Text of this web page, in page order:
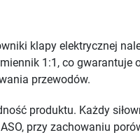
klapy elektrycznej
1:1, co gwarantuje
przewodów.
produktu. Każdy
przy zachowaniu